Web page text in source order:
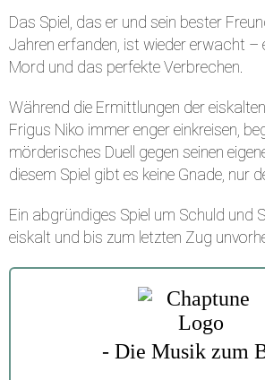
Das Spiel, das er und sein bester
Jahren erfanden, ist wieder erwacht –
Mord und das perfekte Verbrechen.
Während die Ermittlungen der
Frigus Niko immer enger einkreisen,
mörderisches Duell gegen seinen
diesem Spiel gibt es keine Gnade, nur
Ein abgründiges Spiel um Schuld und
eiskalt und bis zum letzten Zug
- Die Musik zum